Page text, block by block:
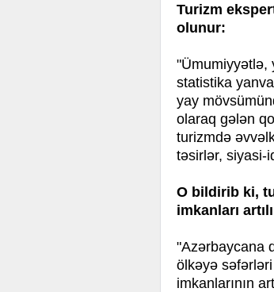
Turizm
olunur:
"Ümumiyyətlə,
statistika
yay
olaraq gələn
turizmdə
təsirlər, siyasi-
O bildirib ki,
imkanları
"Azərbaycana
ölkəyə
imkanlarının